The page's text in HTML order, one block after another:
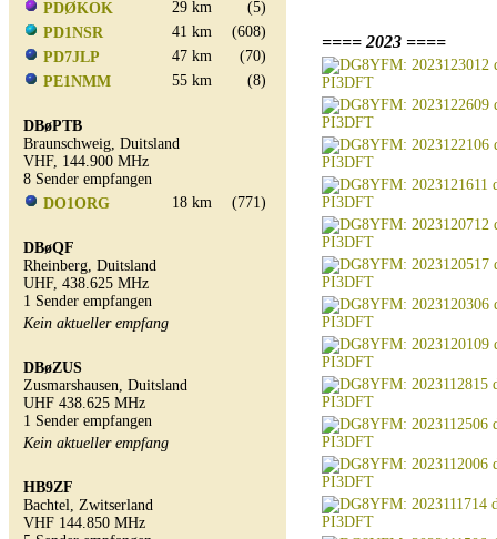
PDØKOK
29 km
(5)
PD1NSR
41 km
(608)
PD7JLP
47 km
(70)
PE1NMM
55 km (8)
DBøPTB
Braunschweig, Duitsland
VHF, 144.900 MHz
8 Sender empfangen
DO1ORG
18 km (771)
DBøQF
Rheinberg, Duitsland
UHF, 438.625 MHz
1 Sender empfangen
Kein aktueller empfang
DBøZUS
Zusmarshausen, Duitsland
UHF 438.625 MHz
1 Sender empfangen
Kein aktueller empfang
HB9ZF
Bachtel, Zwitserland
VHF 144.850 MHz
==== 2023 ====